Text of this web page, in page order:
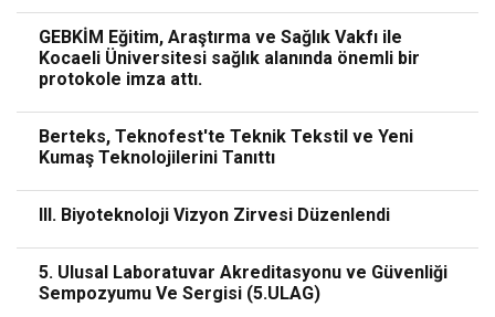
GEBKİM Eğitim, Araştırma ve Sağlık Vakfı ile
Kocaeli Üniversitesi sağlık alanında önemli bir
protokole imza attı.
Berteks, Teknofest'te Teknik Tekstil ve Yeni
Kumaş Teknolojilerini Tanıttı
III. Biyoteknoloji Vizyon Zirvesi Düzenlendi
5. Ulusal Laboratuvar Akreditasyonu ve Güvenliği
Sempozyumu Ve Sergisi (5.ULAG)